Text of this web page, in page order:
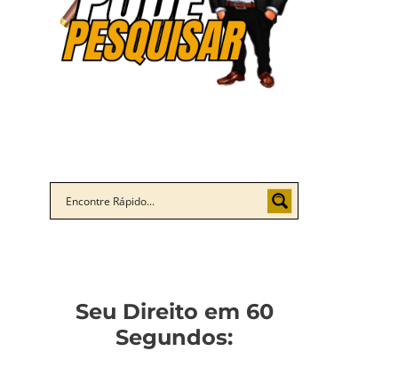
Seu Direito em 60
Segundos: